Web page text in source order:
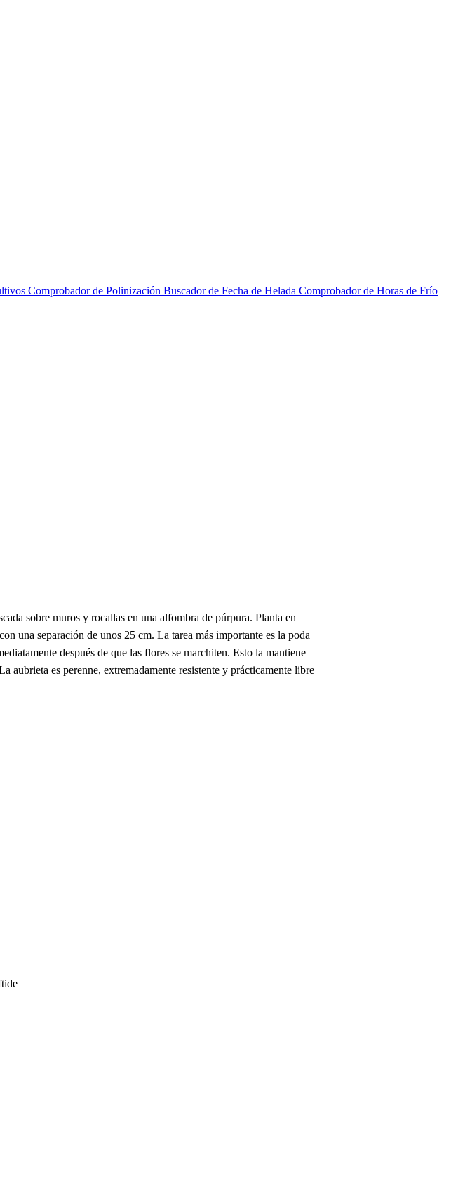
Comprobador de Polinización Buscador de Fecha de Helada Comprobador de Horas de Frío
sobre muros y rocallas en una alfombra de púrpura. Planta en
una separación de unos 25 cm. La tarea más importante es la poda
después de que las flores se marchiten. Esto la mantiene
aubrieta es perenne, extremadamente resistente y prácticamente libre